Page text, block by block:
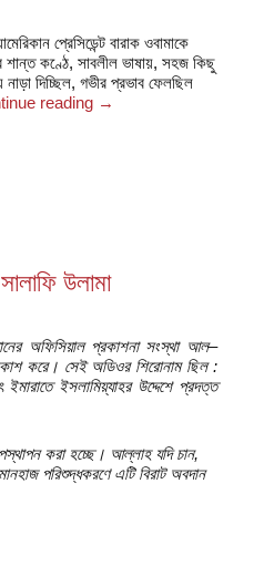
প্রেসিডেন্ট বারাক ওবামাকে
কণ্ঠে, সাবলীল ভাষায়, সহজ কিছু
দিচ্ছিল, গভীর প্রভাব ফেলছিল
reading →
উলামা
অফিসিয়াল প্রকাশনা সংস্থা আল–
করে। সেই অডিওর শিরোনাম ছিল :
ইমারাতে ইসলামিয়্যাহর উদ্দেশে প্রদত্ত
করা হচ্ছে। আল্লাহ যদি চান,
পরিশুদ্ধকরণে এটি বিরাট অবদান